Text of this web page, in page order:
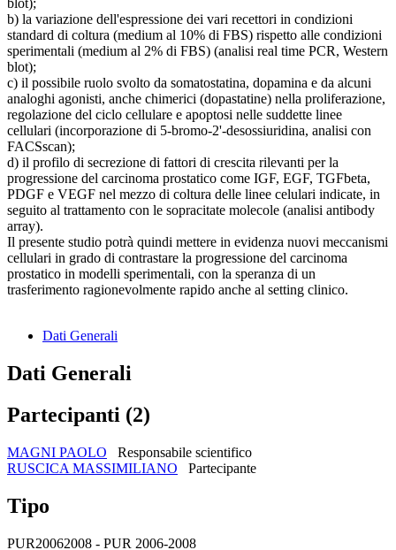
blot);
b) la variazione dell'espressione dei vari recettori in condizioni
standard di coltura (medium al 10% di FBS) rispetto alle condizioni
sperimentali (medium al 2% di FBS) (analisi real time PCR, Western
blot);
c) il possibile ruolo svolto da somatostatina, dopamina e da alcuni
analoghi agonisti, anche chimerici (dopastatine) nella proliferazione,
regolazione del ciclo cellulare e apoptosi nelle suddette linee
cellulari (incorporazione di 5-bromo-2'-desossiuridina, analisi con
FACSscan);
d) il profilo di secrezione di fattori di crescita rilevanti per la
progressione del carcinoma prostatico come IGF, EGF, TGFbeta,
PDGF e VEGF nel mezzo di coltura delle linee celulari indicate, in
seguito al trattamento con le sopracitate molecole (analisi antibody
array).
Il presente studio potrà quindi mettere in evidenza nuovi meccanismi
cellulari in grado di contrastare la progressione del carcinoma
prostatico in modelli sperimentali, con la speranza di un
trasferimento ragionevolmente rapido anche al setting clinico.
Dati Generali
Dati Generali
Partecipanti (2)
MAGNI PAOLO
Responsabile scientifico
RUSCICA MASSIMILIANO
Partecipante
Tipo
PUR20062008 - PUR 2006-2008